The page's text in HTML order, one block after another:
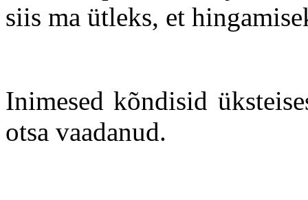
siis ma ütleks, et
Inimesed kõndisid
otsa vaadanud.